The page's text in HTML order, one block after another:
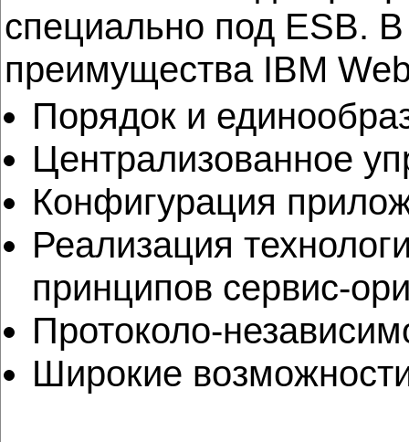
специально под ESB.
преимущества IBM
Порядок и
Централизованное
Конфигурация
Реализация
принципов сервис-
Протоколо-
Широкие